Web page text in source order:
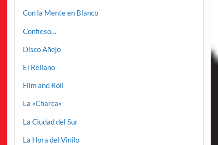
Con la Mente en Blanco
Confieso…
Disco Añejo
El Rellano
Film and Roll
La «Charca»
La Ciudad del Sur
La Hora del Vinilo